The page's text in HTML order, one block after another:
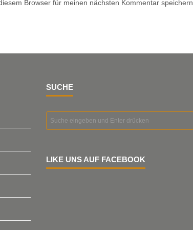
Browser für meinen nächsten Kommentar speichern.
SUCHE
LIKE UNS AUF FACEBOOK